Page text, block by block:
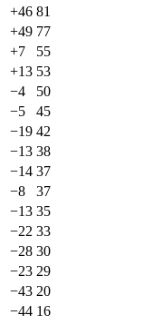
+46 81
+49 77
+7
55
+13 53
−4
50
−5
45
−19 42
−13 38
−14 37
−8
37
−13 35
−22 33
−28 30
−23 29
−43 20
−44 16